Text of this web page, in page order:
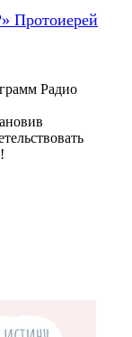
Протоиерей
Радио